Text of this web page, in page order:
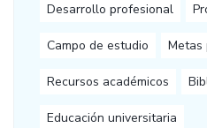
Desarrollo profesional
Campo de estudio Metas
Recursos académicos
Educación universitaria